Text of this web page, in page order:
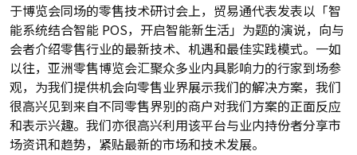
于博览会同场的零售技术研讨会上，贸易通代表发表以「智
能系统结合智能 POS，开启智能新生活」为题的演说，向与
会者介绍零售行业的最新技术、机遇和最佳实践模式。一如
以往，亚洲零售博览会汇聚众多业内具影响力的行家到场参
观，为我们提供机会向零售业界展示我们的解决方案，我们
很高兴见到来自不同零售界别的商户对我们方案的正面反应
和表示兴趣。我们亦很高兴利用该平台与业内持份者分享市
场资讯和趋势，紧贴最新的市场和技术发展。